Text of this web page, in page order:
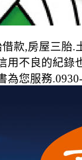
款,房屋三胎
用不良的紀
為您服務